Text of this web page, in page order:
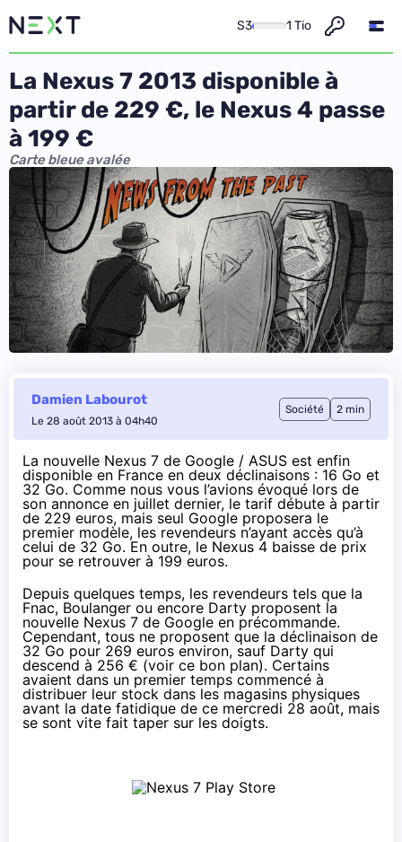
S3 1 Tio
La Nexus 7 2013 disponible à
partir de 229 €, le Nexus 4 passe
à 199 €
Carte bleue avalée
Damien Labourot
Le 28 août 2013 à 04h40
Société 2 min
La nouvelle Nexus 7 de Google / ASUS est enfin
disponible en France en deux déclinaisons : 16 Go et
32 Go. Comme nous vous l’avions évoqué lors de
son annonce en juillet dernier, le tarif débute à partir
de 229 euros, mais seul Google proposera le
premier modèle, les revendeurs n’ayant accès qu’à
celui de 32 Go. En outre, le Nexus 4 baisse de prix
pour se retrouver à 199 euros.
Depuis quelques temps, les revendeurs tels que la
Fnac, Boulanger ou encore Darty proposent la
nouvelle Nexus 7 de Google en précommande.
Cependant, tous ne proposent que la déclinaison de
32 Go pour 269 euros environ, sauf Darty qui
descend à 256 € (voir ce bon plan). Certains
avaient dans un premier temps commencé à
distribuer leur stock dans les magasins physiques
avant la date fatidique de ce mercredi 28 août, mais
se sont vite fait taper sur les doigts.